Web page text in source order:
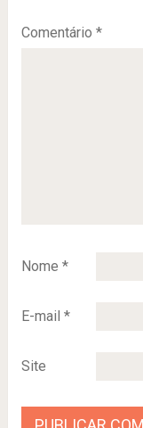
Comentário *
Nome *
E-mail *
Site